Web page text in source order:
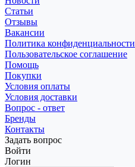
Статьи
Отзывы
Вакансии
Политика конфиденциальности
Пользовательское соглашение
Помощь
Покупки
Условия оплаты
Условия доставки
Вопрос - ответ
Бренды
Контакты
Задать вопрос
Войти
Логин